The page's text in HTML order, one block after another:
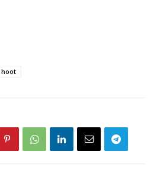
hoot